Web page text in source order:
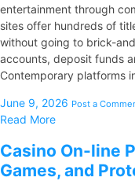
entertainment through
sites offer hundreds of
without going to brick-
accounts, deposit funds
Contemporary platforms
June 9, 2026 Post a
Read More
Casino On-line
Games, and